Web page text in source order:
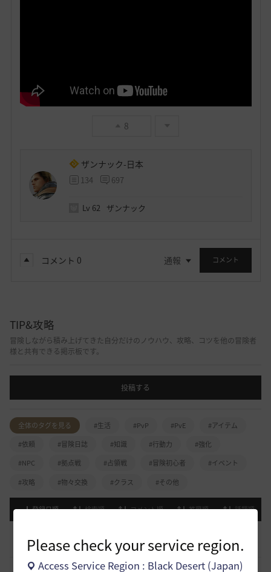
Please check your service region.
Access Service Region : Black Desert (Japan)
8
ザンナック-日本
134 697
Lv 62 ザンナック
コメント 0 通報 コメント
TIP&攻略
冒険しながら積み上げてきた自分だけのノウハウ、攻略、コツを他の冒険者
様と共有できる掲示板です。
投稿する
全体のタグを見る #生活 #PvP #PvE
#アイテム
#依頼
#冒険日誌 #知識 #行動力
#強化
#NPC
#拠点戦 #占領戦 #冒険初心者
#イベント
#攻略
#物々交換 #クラス #その他
登録日順 検索順 コメント順 推奨順 話題順
8
0 53.1K 黒い砂漠 2023.02.28
黒い砂漠が初めての冒険者の皆様のために準備したA to Z！